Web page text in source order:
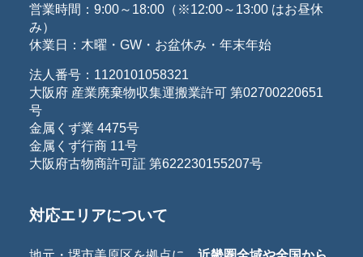
営業時間：9:00～18:00（※12:00～13:00 はお昼休
み）
休業日：木曜・GW・お盆休み・年末年始
法人番号：1120101058321
大阪府 産業廃棄物収集運搬業許可 第02700220651
号
金属くず業 4475号
金属くず行商 11号
大阪府古物商許可証 第622230155207号
対応エリアについて